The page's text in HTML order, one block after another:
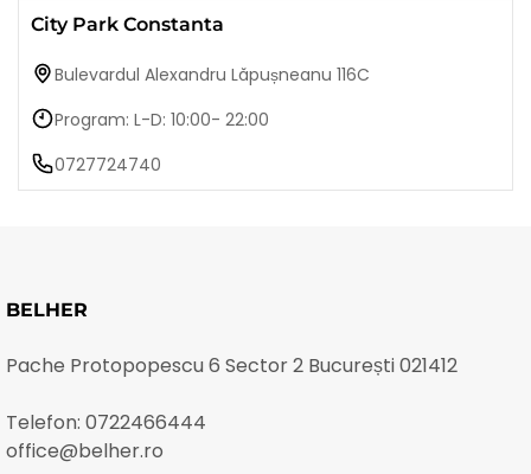
City Park Constanta
Bulevardul Alexandru Lăpușneanu 116C
Program: L-D: 10:00- 22:00
0727724740
BELHER
Pache Protopopescu 6 Sector 2 București 021412
Telefon: 0722466444
office@belher.ro